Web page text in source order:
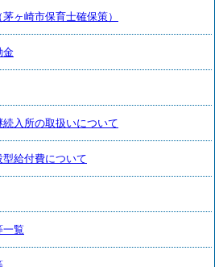
ヶ崎市保育士確保策）
金
入所の取扱いについて
給付費について
一覧